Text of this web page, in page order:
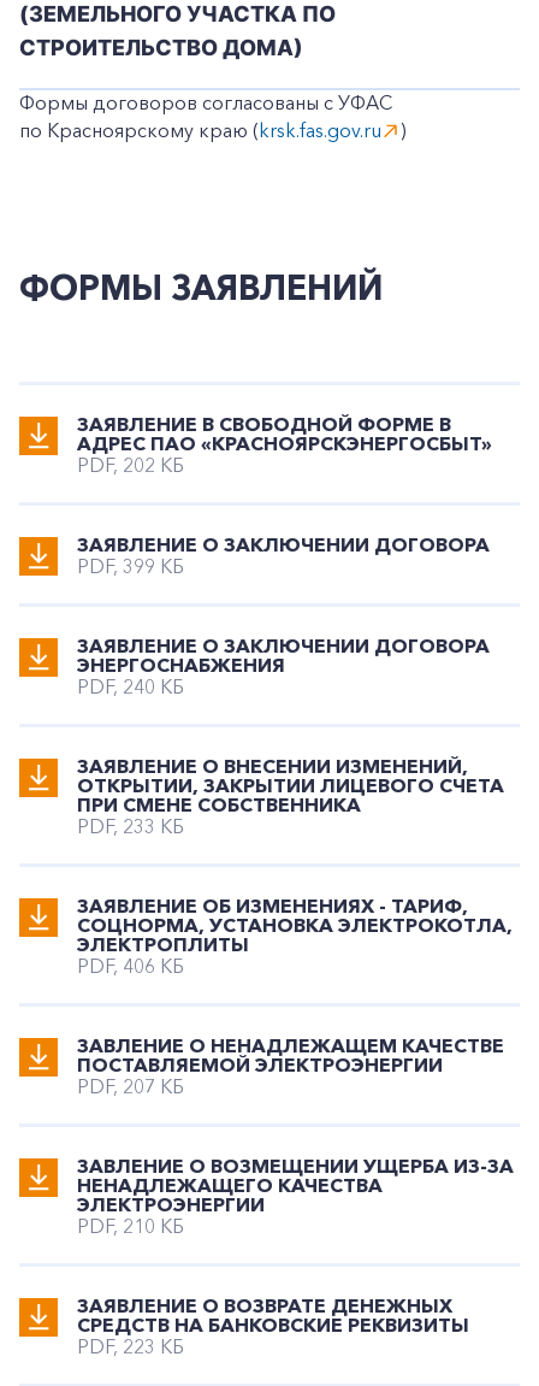
(ЗЕМЕЛЬНОГО УЧАСТКА ПО
СТРОИТЕЛЬСТВО ДОМА)
Формы договоров согласованы с УФАС
по Красноярскому краю (krsk.fas.gov.ru )
ФОРМЫ ЗАЯВЛЕНИЙ
ЗАЯВЛЕНИЕ В СВОБОДНОЙ ФОРМЕ В
АДРЕС ПАО «КРАСНОЯРСКЭНЕРГОСБЫТ»
PDF, 202 КБ
ЗАЯВЛЕНИЕ О ЗАКЛЮЧЕНИИ ДОГОВОРА
PDF, 399 КБ
ЗАЯВЛЕНИЕ О ЗАКЛЮЧЕНИИ ДОГОВОРА
ЭНЕРГОСНАБЖЕНИЯ
PDF, 240 КБ
ЗАЯВЛЕНИЕ О ВНЕСЕНИИ ИЗМЕНЕНИЙ,
ОТКРЫТИИ, ЗАКРЫТИИ ЛИЦЕВОГО СЧЕТА
ПРИ СМЕНЕ СОБСТВЕННИКА
PDF, 233 КБ
ЗАЯВЛЕНИЕ ОБ ИЗМЕНЕНИЯХ - ТАРИФ,
СОЦНОРМА, УСТАНОВКА ЭЛЕКТРОКОТЛА,
ЭЛЕКТРОПЛИТЫ
PDF, 406 КБ
ЗАВЛЕНИЕ О НЕНАДЛЕЖАЩЕМ КАЧЕСТВЕ
ПОСТАВЛЯЕМОЙ ЭЛЕКТРОЭНЕРГИИ
PDF, 207 КБ
ЗАВЛЕНИЕ О ВОЗМЕЩЕНИИ УЩЕРБА ИЗ-ЗА
НЕНАДЛЕЖАЩЕГО КАЧЕСТВА
ЭЛЕКТРОЭНЕРГИИ
PDF, 210 КБ
ЗАЯВЛЕНИЕ О ВОЗВРАТЕ ДЕНЕЖНЫХ
СРЕДСТВ НА БАНКОВСКИЕ РЕКВИЗИТЫ
PDF, 223 КБ